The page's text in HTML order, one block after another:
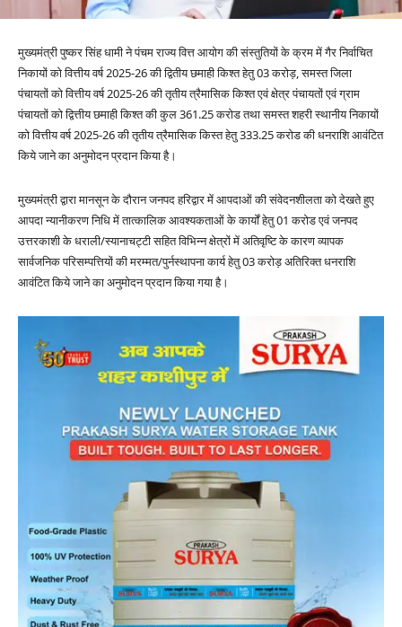
मुख्यमंत्री पुष्कर सिंह धामी ने पंचम राज्य वित्त आयोग की संस्तुतियों के क्रम में गैर निर्वाचित
निकायों को वित्तीय वर्ष 2025-26 की द्वितीय छमाही किश्त हेतु 03 करोड़, समस्त जिला
पंचायतों को वित्तीय वर्ष 2025-26 की तृतीय त्रैमासिक किश्त एवं क्षेत्र पंचायतों एवं ग्राम
पंचायतों को द्वित्तीय छमाही किश्त की कुल 361.25 करोड तथा समस्त शहरी स्थानीय निकायों
को वित्तीय वर्ष 2025-26 की तृतीय त्रैमासिक किस्त हेतु 333.25 करोड की धनराशि आवंटित
किये जाने का अनुमोदन प्रदान किया है।
मुख्यमंत्री द्वारा मानसून के दौरान जनपद हरिद्वार में आपदाओं की संवेदनशीलता को देखते हुए
आपदा न्यानीकरण निधि में तात्कालिक आवश्यकताओं के कार्यों हेतु 01 करोड एवं जनपद
उत्तरकाशी के धराली/स्यानाचट्टी सहित विभिन्न क्षेत्रों में अतिवृष्टि के कारण व्यापक
सार्वजनिक परिसम्पत्तियों की मरम्मत/पुर्नस्थापना कार्य हेतु 03 करोड़ अतिरिक्त धनराशि
आवंटित किये जाने का अनुमोदन प्रदान किया गया है।